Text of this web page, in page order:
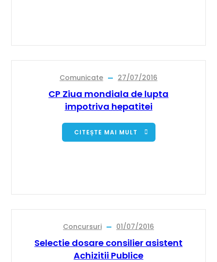
Comunicate 27/07/2016
CP Ziua mondiala de lupta
impotriva hepatitei
CITEȘTE MAI MULT
Concursuri 01/07/2016
Selectie dosare consilier asistent
Achizitii Publice